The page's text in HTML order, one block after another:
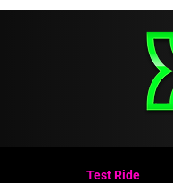
Test Ride